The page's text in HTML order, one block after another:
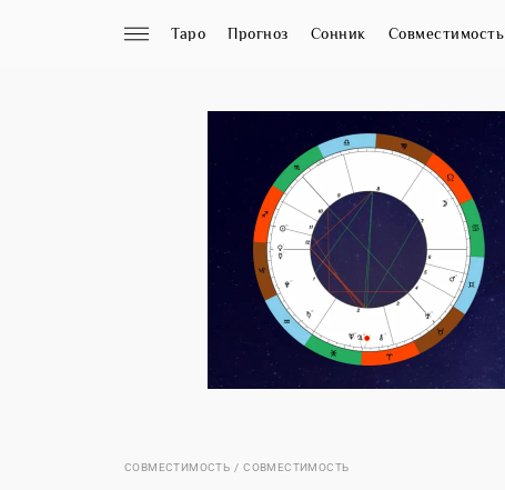
Таро Прогноз Сонник Совместимость
СОВМЕСТИМОСТЬ СОВМЕСТИМОСТЬ